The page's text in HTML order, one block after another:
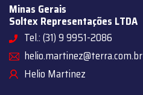
Minas Gerais
Soltex Representações LTDA
Tel.: (31) 9 9951-2086
helio.martinez@terra.com.br
Helio Martinez